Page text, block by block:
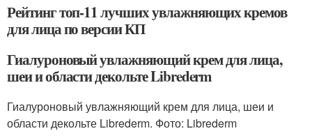
Рейтинг топ-11 лучших увлажняющих кремов
для лица по версии КП
Гиалуроновый увлажняющий крем для лица,
шеи и области декольте Librederm
Гиалуроновый увлажняющий крем для лица, шеи и
области декольте Librederm. Фото: Librederm